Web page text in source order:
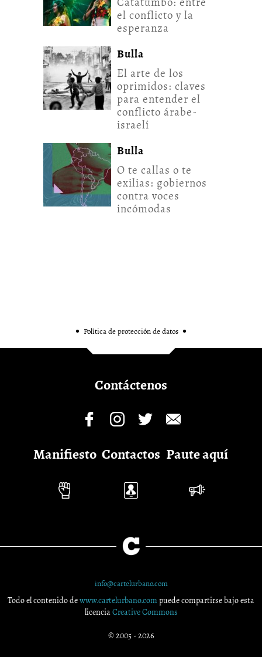
el conflicto y la
esperanza
Bulla
El arte de los
oprimidos: claves
para entender el
conflicto árabe-
israelí
Bulla
O te callas o te
exilias: gobiernos
contra voces
incómodas
Política de protección de datos
Contáctenos
Manifiesto Contactos Paute aquí
info@cartelurbano.com
Todo el contenido dewww.cartelurbano.com puede compartirse bajo esta
licenciaCreative Commons
© 2005 - 2026